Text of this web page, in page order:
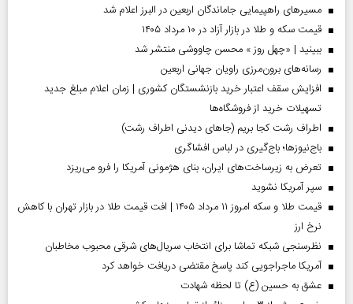
مسیر‌های راهپیمایی جاماندگان اربعین در البرز اعلام شد
قیمت سکه و طلا در بازار آزاد در ۱۰ مرداد ۱۴۰۵
ببینید | «چهل روز » محسن چاووشی منتشر شد
رسانه‌های برون‌مرزی راویان جهانی اربعین
افزایش سقف اعتبار خرید بازنشستگان کشوری | زمان اعلام مبلغ جدید
تسهیلات خرید از فروشگاه‌ها
اطراف رشت کجا بریم (جاهای دیدنی اطراف رشت)
باج‌نیوزها؛ باج‌گیری در لباس افشاگری
تعرض به زیرساخت‌های ایران، بنای هژمونی آمریکا را فرو می‌ریزد
سپر آمریکا نشوید
قیمت طلا و سکه امروز ۱۱ مرداد ۱۴۰۵ | افت قیمت طلا در بازار تهران با کاهش
نرخ ارز
نظرسنجی شبکه تماشا برای انتخاب سریال‌های شرقی محبوب مخاطبان
آمریکا ماجراجویی کند پاسخ مقتضی دریافت خواهد کرد
عشق به حسین (ع) تا لحظه شهادت